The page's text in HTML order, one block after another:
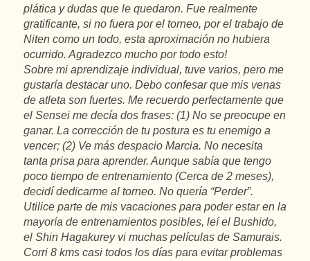
plática y dudas que le quedaron. Fue realmente
gratificante, si no fuera por el torneo, por el trabajo de
Niten como un todo, esta aproximación no hubiera
ocurrido. Agradezco mucho por todo esto!
Sobre mi aprendizaje individual, tuve varios, pero me
gustaría destacar uno. Debo confesar que mis venas
de atleta son fuertes. Me recuerdo perfectamente que
el Sensei me decía dos frases: (1) No se preocupe en
ganar. La corrección de tu postura es tu enemigo a
vencer; (2) Ve más despacio Marcia. No necesita
tanta prisa para aprender. Aunque sabía que tengo
poco tiempo de entrenamiento (Cerca de 2 meses),
decidí dedicarme al torneo. No quería “Perder”.
Utilice parte de mis vacaciones para poder estar en la
mayoría de entrenamientos posibles, leí el Bushido,
el Shin Hagakurey vi muchas películas de Samurais.
Corri 8 kms casi todos los días para evitar problemas